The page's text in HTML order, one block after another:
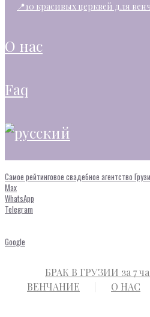
📍10 красивых церквей для
о нас
faq
Самое рейтинговое свадебное агентство
Max
WhatsApp
Telegram
Google
БРАК В ГРУЗИИ за 7
ВЕНЧАНИЕ
О НАС